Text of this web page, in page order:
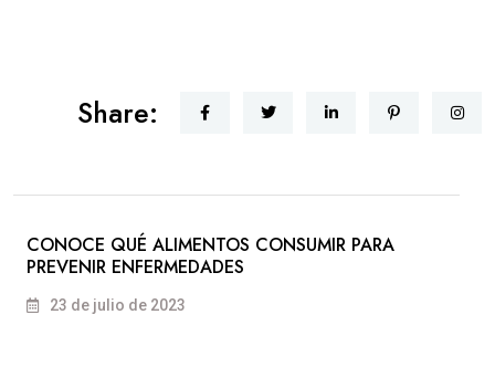
Share:
CONOCE QUÉ ALIMENTOS CONSUMIR PARA
PREVENIR ENFERMEDADES
23 de julio de 2023